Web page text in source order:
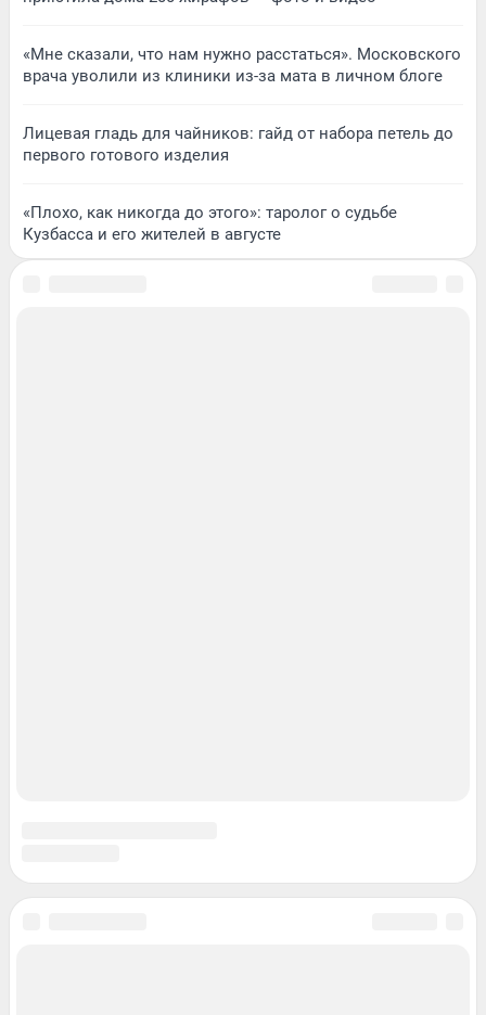
«Мне сказали, что нам нужно расстаться». Московского
врача уволили из клиники из-за мата в личном блоге
Лицевая гладь для чайников: гайд от набора петель до
первого готового изделия
«Плохо, как никогда до этого»: таролог о судьбе
Кузбасса и его жителей в августе